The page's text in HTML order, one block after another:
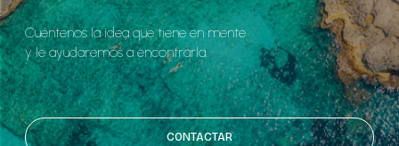
Cuéntenos la idea que tiene en mente
y le ayudaremos a encontrarla.
CONTACTAR